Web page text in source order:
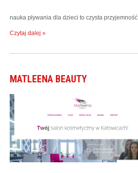
nauka pływania dla dzieci to czysta przyjemność.
Czytaj dalej »
MATLEENA BEAUTY